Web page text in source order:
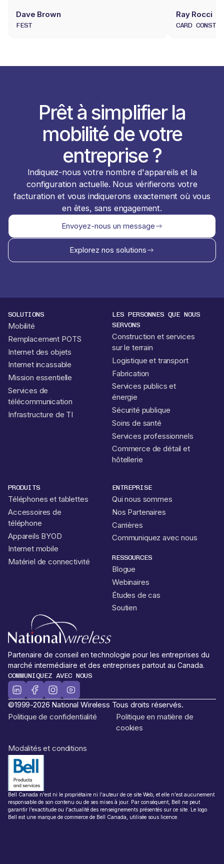
Dave Brown
FEST
Ray Rocci
CARD
Prêt à simplifier la
mobilité de votre
entreprise ?
Indiquez-nous votre nombre d'appareils et la
configuration actuelle. Nous vérifierons votre
facturation et vous indiquerons exactement où vous
en êtes, sans engagement.
Envoyez-nous un message
Explorez nos solutions
SOLUTIONS
Mobilité
Remplacement POTS
Internet des objets
Internet incassable
Mission essentielle
Services de
télécommunication
Infrastructure de TI
LES PERSONNES QUE NOUS
SERVONS
Construction et services
sur le terrain
Logistique et transport
Fabrication
Services publics et
énergie
Sécurité publique
Soins de santé
Services professionnels
Commerce de détail et
hôtellerie
PRODUITS
Téléphones et tablettes
Accessoires de
téléphone
Appareils BYOD
Internet mobile
Matériel de connectivité
ENTREPRISE
Qui nous sommes
Nos Partenaires
Carrières
Communiquez avec nous
RESSOURCES
Blogue
Webinaires
Études de cas
Soutien
Partenaire de conseil en technologie pour les entreprises du
marché intermédiaire et des entreprises partout au Canada.
COMMUNIQUEZ AVEC NOUS
©1999-2026 National Wireless Tous droits réservés.
Politique de confidentialité
Politique en matière de
cookies
Modalités et conditions
Bell Canada n'est ni le propriétaire ni l'auteur de ce site Web, et elle n'est aucunement
responsable de son contenu ou de ses mises à jour. Par conséquent, Bell ne peut
garantir l'exactitude ou l'actualité des renseignements présentés sur ce site. Le logo
Bell est une marque de commerce de Bell Canada, utilisée sous licence.